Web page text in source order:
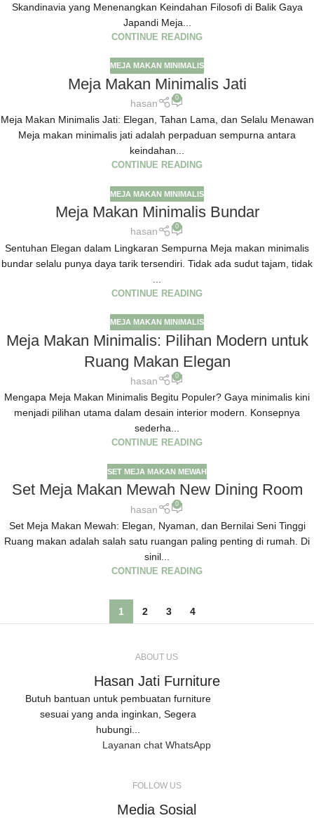
Skandinavia yang Menenangkan Keindahan Filosofi di Balik Gaya
Japandi Meja...
CONTINUE READING
MEJA MAKAN MINIMALIS
Meja Makan Minimalis Jati
hasan 0
Meja Makan Minimalis Jati: Elegan, Tahan Lama, dan Selalu Menawan
Meja makan minimalis jati adalah perpaduan sempurna antara
keindahan...
CONTINUE READING
MEJA MAKAN MINIMALIS
Meja Makan Minimalis Bundar
hasan 0
Sentuhan Elegan dalam Lingkaran Sempurna Meja makan minimalis
bundar selalu punya daya tarik tersendiri. Tidak ada sudut tajam, tidak
CONTINUE READING
MEJA MAKAN MINIMALIS
Meja Makan Minimalis: Pilihan Modern untuk
Ruang Makan Elegan
hasan 0
Mengapa Meja Makan Minimalis Begitu Populer? Gaya minimalis kini
menjadi pilihan utama dalam desain interior modern. Konsepnya
sederha...
CONTINUE READING
SET MEJA MAKAN MEWAH
Set Meja Makan Mewah New Dining Room
hasan 0
Set Meja Makan Mewah: Elegan, Nyaman, dan Bernilai Seni Tinggi
Ruang makan adalah salah satu ruangan paling penting di rumah. Di
sinil...
CONTINUE READING
1 2 3 4
ABOUT US
Hasan Jati Furniture
Butuh bantuan untuk pembuatan furniture
sesuai yang anda inginkan, Segera
hubungi...
Layanan chat WhatsApp
FOLLOW US
Media Sosial